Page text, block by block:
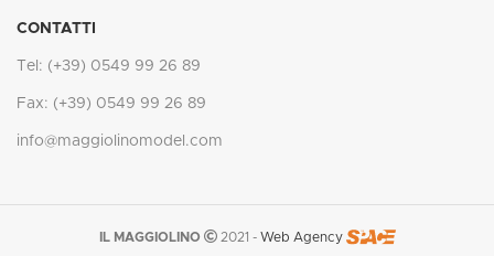
CONTATTI
Tel: (+39) 0549 99 26 89
Fax: (+39) 0549 99 26 89
info@maggiolinomodel.com
IL MAGGIOLINO 2021 - Web Agency